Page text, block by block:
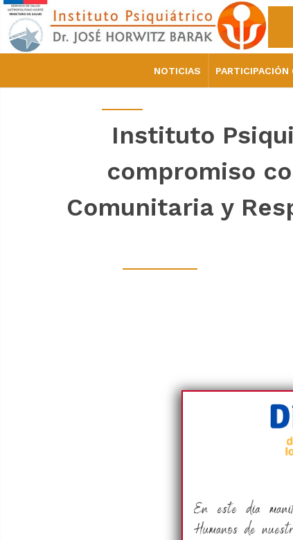
NOTICIAS PARTICIPACIÓN
Instituto
compromiso
Comunitaria y